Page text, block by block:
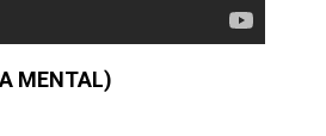
MENTAL)